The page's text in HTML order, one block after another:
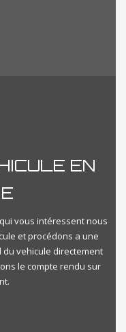
EN
vous intéressent nous
et procédons a une
vehicule directement
le compte rendu sur